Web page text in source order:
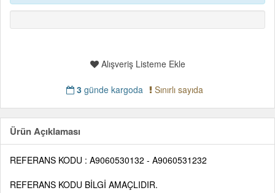
Alışveriş Listeme Ekle
3günde kargoda Sınırlı sayıda
Ürün Açıklaması
REFERANS KODU : A9060530132 - A9060531232
REFERANS KODU BİLGİ AMAÇLIDIR.